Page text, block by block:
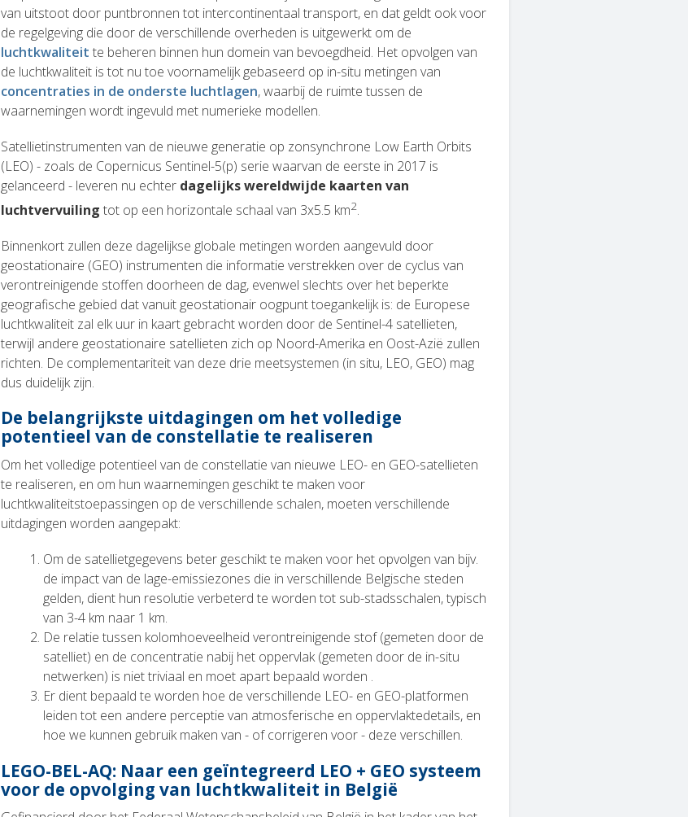
van uitstoot door puntbronnen tot intercontinentaal transport, en dat geldt ook voor
de regelgeving die door de verschillende overheden is uitgewerkt om de
luchtkwaliteit te beheren binnen hun domein van bevoegdheid. Het opvolgen van
de luchtkwaliteit is tot nu toe voornamelijk gebaseerd op in-situ metingen van
concentraties in de onderste luchtlagen, waarbij de ruimte tussen de
waarnemingen wordt ingevuld met numerieke modellen.
Satellietinstrumenten van de nieuwe generatie op zonsynchrone Low Earth Orbits
(LEO) - zoals de Copernicus Sentinel-5(p) serie waarvan de eerste in 2017 is
gelanceerd - leveren nu echter dagelijks wereldwijde kaarten van
luchtvervuiling tot op een horizontale schaal van 3x5.5 km2.
Binnenkort zullen deze dagelijkse globale metingen worden aangevuld door
geostationaire (GEO) instrumenten die informatie verstrekken over de cyclus van
verontreinigende stoffen doorheen de dag, evenwel slechts over het beperkte
geografische gebied dat vanuit geostationair oogpunt toegankelijk is: de Europese
luchtkwaliteit zal elk uur in kaart gebracht worden door de Sentinel-4 satellieten,
terwijl andere geostationaire satellieten zich op Noord-Amerika en Oost-Azië zullen
richten. De complementariteit van deze drie meetsystemen (in situ, LEO, GEO) mag
dus duidelijk zijn.
De belangrijkste uitdagingen om het volledige
potentieel van de constellatie te realiseren
Om het volledige potentieel van de constellatie van nieuwe LEO- en GEO-satellieten
te realiseren, en om hun waarnemingen geschikt te maken voor
luchtkwaliteitstoepassingen op de verschillende schalen, moeten verschillende
uitdagingen worden aangepakt:
Om de satellietgegevens beter geschikt te maken voor het opvolgen van bijv.
de impact van de lage-emissiezones die in verschillende Belgische steden
gelden, dient hun resolutie verbeterd te worden tot sub-stadsschalen, typisch
van 3-4 km naar 1 km.
De relatie tussen kolomhoeveelheid verontreinigende stof (gemeten door de
satelliet) en de concentratie nabij het oppervlak (gemeten door de in-situ
netwerken) is niet triviaal en moet apart bepaald worden .
Er dient bepaald te worden hoe de verschillende LEO- en GEO-platformen
leiden tot een andere perceptie van atmosferische en oppervlaktedetails, en
hoe we kunnen gebruik maken van - of corrigeren voor - deze verschillen.
LEGO-BEL-AQ: Naar een geïntegreerd LEO + GEO systeem
voor de opvolging van luchtkwaliteit in België